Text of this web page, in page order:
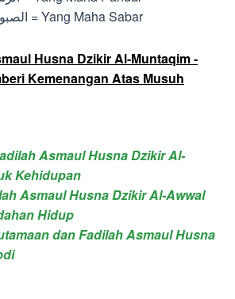
As Shabuur الصبور = Yang Maha Sabar
Husna Dzikir Al-Muntaqim -
Kemenangan Atas Musuh
Asmaul Husna Dzikir Al-
Kehidupan
Asmaul Husna Dzikir Al-Awwal
Hidup
dan Fadilah Asmaul Husna